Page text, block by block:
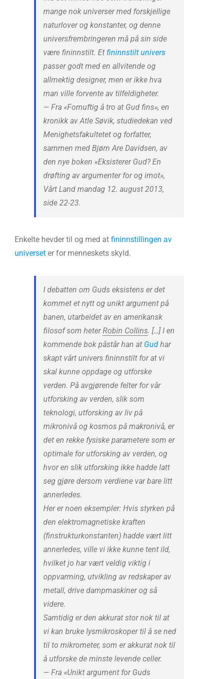
mange nok universer med forskjellige
naturlover og konstanter, og denne
universfrembringeren må på sin side
være fininnstilt. Et fininnstilt univers
passer godt med en allvitende og
allmektig designer, men er ikke hva
man ville forvente av tilfeldigheter.
— Fra «Fornuftig å tro at Gud fins», en
kronikk av Atle Søvik, studiedekan ved
Menighetsfakultetet og forfatter,
sammen med Bjørn Are Davidsen, av
den nye boken «Eksisterer Gud? En
drøfting av argumenter for og imot»,
Vårt Land mandag 12. august 2013,
side 22-23.
Enkelte hevder til og med at fininnstillingen av
universet er for menneskets skyld.
I debatten om Guds eksistens er det
kommet et nytt og unikt argument på
banen, utarbeidet av en amerikansk
filosof som heterRobin Collins. […] I en
kommende bok påstår han at Gud har
skapt vårt univers fininnstilt for at vi
skal kunne oppdage og utforske
verden. På avgjørende felter for vår
utforsking av verden, slik som
teknologi, utforsking av liv på
mikronivå og kosmos på makronivå, er
det en rekke fysiske parametere som er
optimale for utforsking av verden, og
hvor en slik utforsking ikke hadde latt
seg gjøre dersom verdiene var bare litt
annerledes.
Her er noen eksempler: Hvis styrken på
den elektromagnetiske kraften
(finstrukturkonstanten) hadde vært litt
annerledes, ville vi ikke kunne tent ild,
hvilket jo har vært veldig viktig i
oppvarming, utvikling av redskaper av
metall, drive dampmaskiner og så
videre.
Samtidig er den akkurat stor nok til at
vi kan bruke lysmikroskoper til å se ned
til to mikrometer, som er akkurat nok til
å utforske de minste levende celler.
— Fra «Unikt argument for Guds